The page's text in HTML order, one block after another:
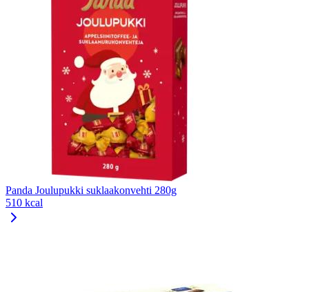
Panda Joulupukki suklaakonvehti 280g
510 kcal